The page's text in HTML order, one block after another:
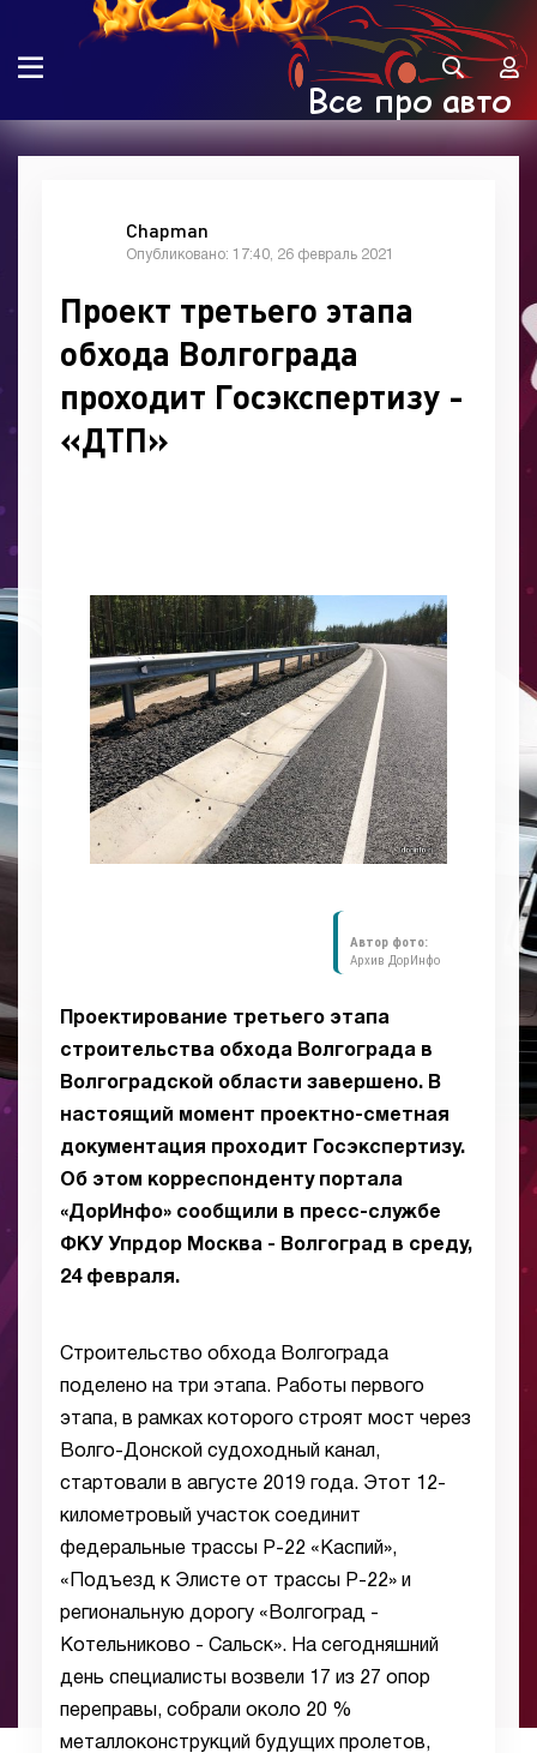
Chapman
Опубликовано: 17:40, 26 февраль 2021
Проект третьего этапа
обхода Волгограда
проходит Госэкспертизу -
«ДТП»
Автор фото:
Архив ДорИнфо
Проектирование третьего этапа
строительства обхода Волгограда в
Волгоградской области завершено. В
настоящий момент проектно-сметная
документация проходит Госэкспертизу.
Об этом корреспонденту портала
«ДорИнфо» сообщили в пресс-службе
ФКУ Упрдор Москва - Волгоград в среду,
24 февраля.
Строительство обхода Волгограда
поделено на три этапа. Работы первого
этапа, в рамках которого строят мост через
Волго-Донской судоходный канал,
стартовали в августе 2019 года. Этот 12-
километровый участок соединит
федеральные трассы Р-22 «Каспий»,
«Подъезд к Элисте от трассы Р-22» и
региональную дорогу «Волгоград -
Котельниково - Сальск». На сегодняшний
день специалисты возвели 17 из 27 опор
переправы, собрали около 20 %
металлоконструкций будущих пролетов,